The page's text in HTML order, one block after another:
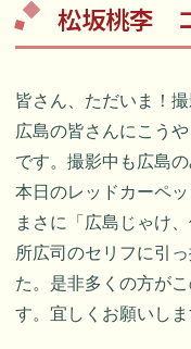
松坂桃李
皆さん、ただいま！
広島の皆さんにこう
です。撮影中も広島
本日のレッドカーペ
まさに「広島じゃけ
所広司のセリフに引
た。是非多くの方が
す。宜しくお願いしま